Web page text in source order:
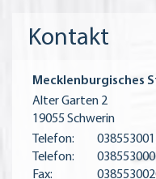
Kontakt
Mecklenburgisches
Alter Garten 2
19055 Schwerin
Telefon:
Telefon:
038553000
Fax: